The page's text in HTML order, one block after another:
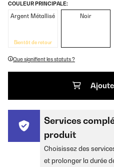
COULEUR PRINCIPALE:
Argent Métallisé
Bientôt de retour
Noir
Que signifient les statuts ?
Services
produit
Choisissez des
et prolonger la durée